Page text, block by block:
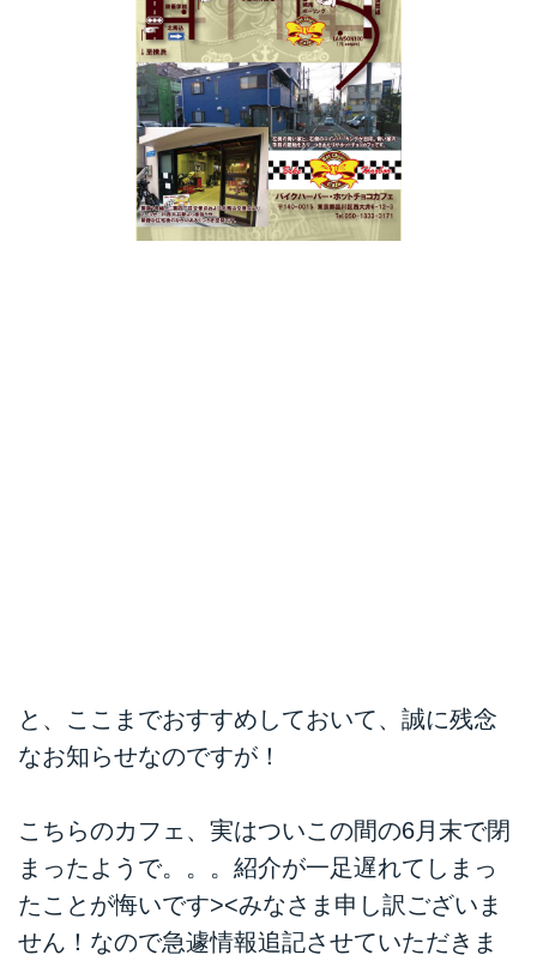
と、ここまでおすすめしておいて、誠に残念
なお知らせなのですが！
こちらのカフェ、実はついこの間の6月末で閉
まったようで。。。紹介が一足遅れてしまっ
たことが悔いです><みなさま申し訳ございま
せん！なので急遽情報追記させていただきま